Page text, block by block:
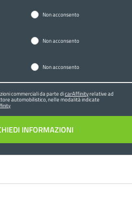
Non acconsento
Non acconsento
Non acconsento
commerciali da parte dicarAffinityrelative ad
automobilistico, nelle modalità indicate